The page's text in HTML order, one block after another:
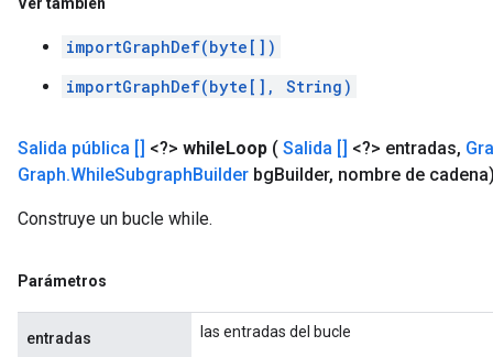
importGraphDef(byte[])
importGraphDef(byte[], String)
Salida pública [] <?> whileLoop ( Salida [] <?> entradas,
Graph.WhileSubgraphBuilder bgBuilder, nombre de
Construye un bucle while.
Parámetros
entradas las entradas del bucle